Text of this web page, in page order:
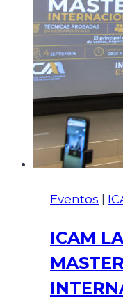
Eventos
ICAM